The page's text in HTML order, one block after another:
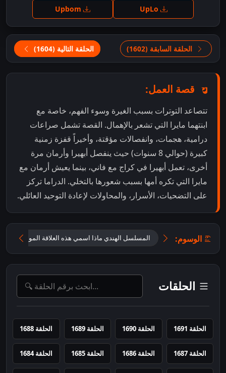
الحلقة السابقة (1602) الحلقة التالية (1604)
قصة العمل:
تتصاعد التوترات بسبب الغيرة وسوء الفهم، خاصة مع
ابنتهما مايرا التي تشعر بالإهمال. القصة تشمل صراعات
درامية، هجمات، وانفصالات مؤقتة، وأخيراً قفزة زمنية
كبيرة (حوالي 8 سنوات) حيث ينفصل أبهيرا وأرمان مرة
أخرى، تعمل أبهيرا في كراج مع فاني، بينما يعيش أرمان مع
مايرا التي تكره أمها بسبب شعورها بالتخلي. الدراما تركز
على التضحيات، الأسرار، والمحاولات لإعادة التوحيد العائلي.
الوسوم: المسلسل الهندي ماذا اسمي هذه العلاقة الموسم الثاني
الحلقات
الحلقة 1691 الحلقة 1690 الحلقة 1689 الحلقة 1688
الحلقة 1687 الحلقة 1686 الحلقة 1685 الحلقة 1684